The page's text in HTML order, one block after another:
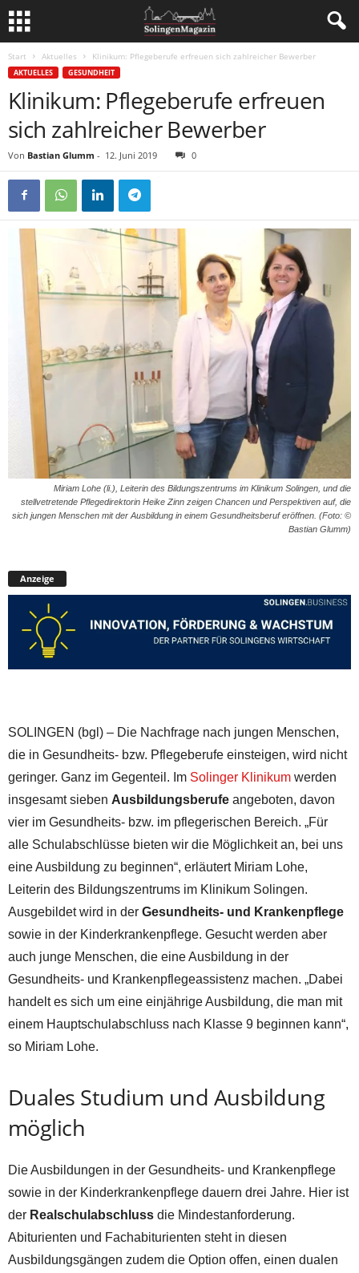
Start Aktuelles Klinikum: Pflegeberufe erfreuen sich zahlreicher Bewerber
AKTUELLES GESUNDHEIT
Klinikum: Pflegeberufe erfreuen
sich zahlreicher Bewerber
Von Bastian Glumm - 12. Juni 2019 0
Miriam Lohe (li.), Leiterin des Bildungszentrums im Klinikum Solingen, und die
stellvetretende Pflegedirektorin Heike Zinn zeigen Chancen und Perspektiven auf, die
sich jungen Menschen mit der Ausbildung in einem Gesundheitsberuf eröffnen. (Foto: ©
Bastian Glumm)
Anzeige
SOLINGEN (bgl) – Die Nachfrage nach jungen Menschen,
die in Gesundheits- bzw. Pflegeberufe einsteigen, wird nicht
geringer. Ganz im Gegenteil. Im Solinger Klinikum werden
insgesamt sieben Ausbildungsberufe angeboten, davon
vier im Gesundheits- bzw. im pflegerischen Bereich. „Für
alle Schulabschlüsse bieten wir die Möglichkeit an, bei uns
eine Ausbildung zu beginnen“, erläutert Miriam Lohe,
Leiterin des Bildungszentrums im Klinikum Solingen.
Ausgebildet wird in der Gesundheits- und Krankenpflege
sowie in der Kinderkrankenpflege. Gesucht werden aber
auch junge Menschen, die eine Ausbildung in der
Gesundheits- und Krankenpflegeassistenz machen. „Dabei
handelt es sich um eine einjährige Ausbildung, die man mit
einem Hauptschulabschluss nach Klasse 9 beginnen kann“,
so Miriam Lohe.
Duales Studium und Ausbildung
möglich
Die Ausbildungen in der Gesundheits- und Krankenpflege
sowie in der Kinderkrankenpflege dauern drei Jahre. Hier ist
der Realschulabschluss die Mindestanforderung.
Abiturienten und Fachabiturienten steht in diesen
Ausbildungsgängen zudem die Option offen, einen dualen